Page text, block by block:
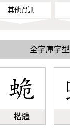
其他資訊
全字庫字型
楷體